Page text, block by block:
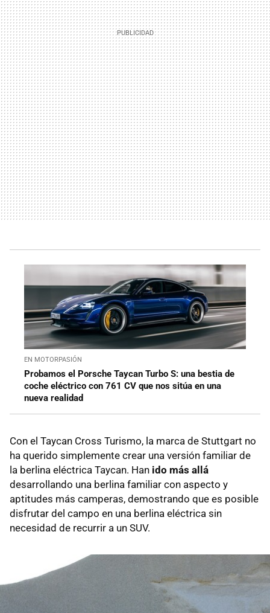
EN MOTORPASIÓN
Probamos el Porsche Taycan Turbo S: una bestia de
coche eléctrico con 761 CV que nos sitúa en una
nueva realidad
Con el Taycan Cross Turismo, la marca de Stuttgart no
ha querido simplemente crear una versión familiar de
la berlina eléctrica Taycan. Han ido más allá
desarrollando una berlina familiar con aspecto y
aptitudes más camperas, demostrando que es posible
disfrutar del campo en una berlina eléctrica sin
necesidad de recurrir a un SUV.